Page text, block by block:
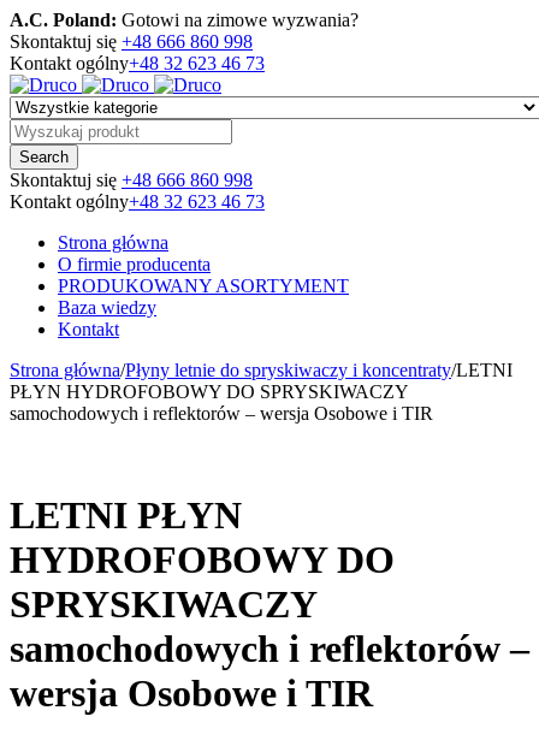
A.C. Poland: Gotowi na zimowe wyzwania?
Skontaktuj się +48 666 860 998
Kontakt ogólny+48 32 623 46 73
Skontaktuj się +48 666 860 998
Kontakt ogólny+48 32 623 46 73
Strona główna
O firmie producenta
PRODUKOWANY ASORTYMENT
Baza wiedzy
Kontakt
Strona główna/Płyny letnie do spryskiwaczy i koncentraty/LETNI
PŁYN HYDROFOBOWY DO SPRYSKIWACZY
samochodowych i reflektorów – wersja Osobowe i TIR
LETNI PŁYN
HYDROFOBOWY DO
SPRYSKIWACZY
samochodowych i reflektorów –
wersja Osobowe i TIR